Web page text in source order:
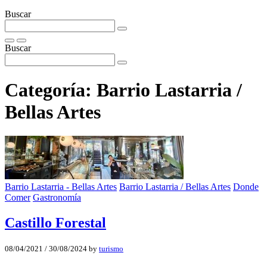
Buscar
Buscar
Categoría: Barrio Lastarria /
Bellas Artes
Barrio Lastarria - Bellas Artes Barrio Lastarria / Bellas Artes Donde
Comer Gastronomía
Castillo Forestal
08/04/2021 / 30/08/2024 by turismo